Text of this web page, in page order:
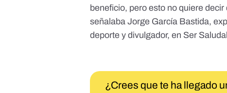
beneficio, pero esto no quiere
señalaba Jorge García Bastida,
deporte y divulgador, en Ser
¿Crees que te ha llegado